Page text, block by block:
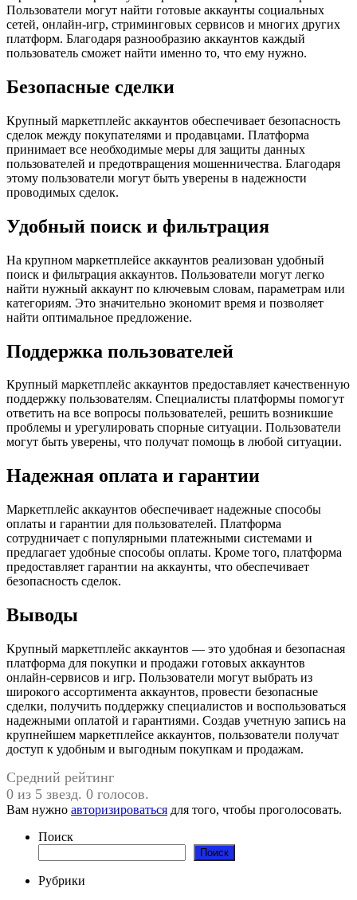
Пользователи могут найти готовые аккаунты социальных
сетей, онлайн-игр, стриминговых сервисов и многих других
платформ. Благодаря разнообразию аккаунтов каждый
пользователь сможет найти именно то, что ему нужно.
Безопасные сделки
Крупный маркетплейс аккаунтов обеспечивает безопасность
сделок между покупателями и продавцами. Платформа
принимает все необходимые меры для защиты данных
пользователей и предотвращения мошенничества. Благодаря
этому пользователи могут быть уверены в надежности
проводимых сделок.
Удобный поиск и фильтрация
На крупном маркетплейсе аккаунтов реализован удобный
поиск и фильтрация аккаунтов. Пользователи могут легко
найти нужный аккаунт по ключевым словам, параметрам или
категориям. Это значительно экономит время и позволяет
найти оптимальное предложение.
Поддержка пользователей
Крупный маркетплейс аккаунтов предоставляет качественную
поддержку пользователям. Специалисты платформы помогут
ответить на все вопросы пользователей, решить возникшие
проблемы и урегулировать спорные ситуации. Пользователи
могут быть уверены, что получат помощь в любой ситуации.
Надежная оплата и гарантии
Маркетплейс аккаунтов обеспечивает надежные способы
оплаты и гарантии для пользователей. Платформа
сотрудничает с популярными платежными системами и
предлагает удобные способы оплаты. Кроме того, платформа
предоставляет гарантии на аккаунты, что обеспечивает
безопасность сделок.
Выводы
Крупный маркетплейс аккаунтов — это удобная и безопасная
платформа для покупки и продажи готовых аккаунтов
онлайн-сервисов и игр. Пользователи могут выбрать из
широкого ассортимента аккаунтов, провести безопасные
сделки, получить поддержку специалистов и воспользоваться
надежными оплатой и гарантиями. Создав учетную запись на
крупнейшем маркетплейсе аккаунтов, пользователи получат
доступ к удобным и выгодным покупкам и продажам.
Средний рейтинг
0 из 5 звезд. 0 голосов.
Вам нужно авторизироваться для того, чтобы проголосовать.
Поиск
Поиск
Рубрики